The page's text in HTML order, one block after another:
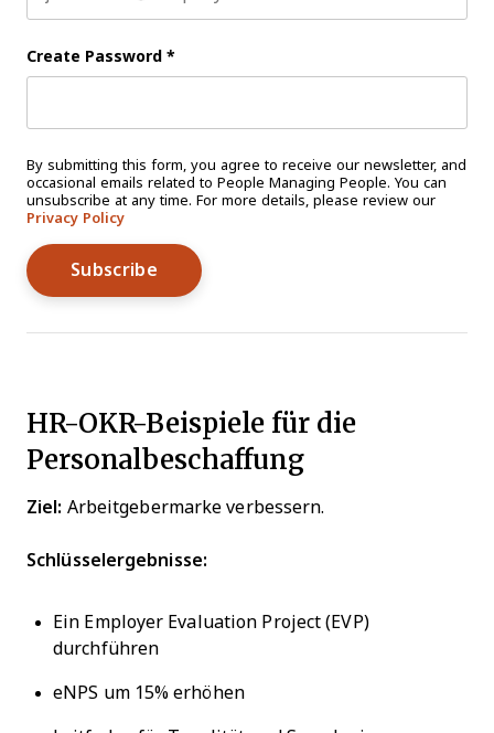
Create Password *
By submitting this form, you agree to receive our newsletter, and
occasional emails related to People Managing People. You can
unsubscribe at any time. For more details, please review our
Privacy Policy
HR-OKR-Beispiele für die
Personalbeschaffung
Ziel: Arbeitgebermarke verbessern.
Schlüsselergebnisse:
Ein Employer Evaluation Project (EVP)
durchführen
eNPS um 15% erhöhen